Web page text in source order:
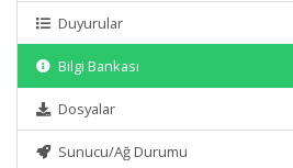
Duyurular
Bilgi Bankası
Dosyalar
Sunucu/Ağ Durumu